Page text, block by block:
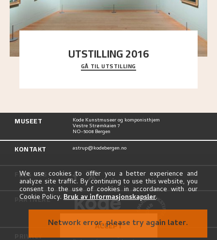
UTSTILLING 2016
En komplett oversikt over Nikolai Astrups
utstillinger, fra debuten i 1900 og frem til i dag.
GÅ TIL UTSTILLING
MUSEET Kode Kunstmuseer og komponisthjem
Vestre Strømkaien 7
NO-5008 Bergen
KONTAKT astrup@kodebergen.no
FØLG OSS
PARTNERE
PRIVACY Personvernerklæring
We use cookies to offer you a better experience and
analyze site traffic. By continuing to use this website, you
consent to the use of cookies in accordance with our
Cookie Policy. Bruk av informasjonskapsler.
ACCEPT
Network error, please try again later.